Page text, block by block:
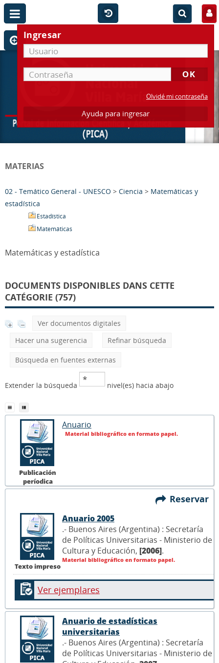
Ingresar
Olvidé mi contraseña
Ayuda para ingresar
MATERIAS
02 - Temático General - UNESCO > Ciencia > Matemáticas y
estadística
Estadística
Matemáticas
Matemáticas y estadística
DOCUMENTS DISPONIBLES DANS CETTE
CATÉGORIE (757)
Ver documentos digitales
Hacer una sugerencia
Refinar búsqueda
Búsqueda en fuentes externas
Extender la búsqueda nivel(es) hacia abajo
Publicación
períodica
Anuario
Material bibliográfico en formato papel.
Reservar
Texto impreso
Anuario 2005
.- Buenos Aires (Argentina) : Secretaría
de Políticas Universitarias - Ministerio de
Cultura y Educación, [2006].
Material bibliográfico en formato papel.
Ver ejemplares
Anuario de estadísticas
universitarias
.- Buenos Aires (Argentina) : Secretaría
de Políticas Universitarias - Ministerio de